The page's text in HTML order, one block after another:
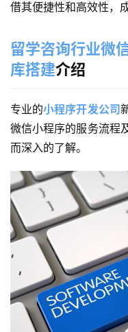
借其便捷性和高效性，
留学咨询行业微
库搭建介绍
专业的小程序开发公司
微信小程序的服务流程
而深入的了解。